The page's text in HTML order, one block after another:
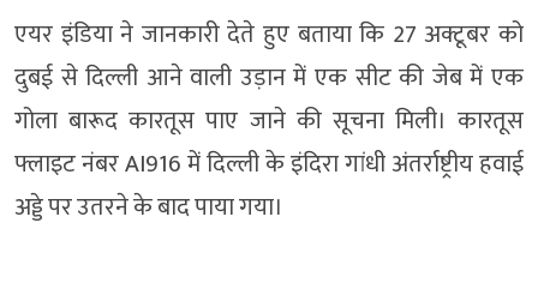
एयर इंडिया ने जानकारी देते हुए बताया कि 27 अक्टूबर को
दुबई से दिल्ली आने वाली उड़ान में एक सीट की जेब में एक
गोला बारूद कारतूस पाए जाने की सूचना मिली। कारतूस
फ्लाइट नंबर AI916 में दिल्ली के इंदिरा गांधी अंतर्राष्ट्रीय हवाई
अड्डे पर उतरने के बाद पाया गया।